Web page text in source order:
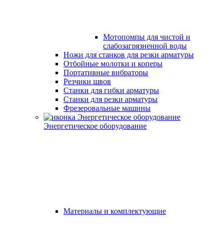
Мотопомпы для чистой и
слабозагрязненной воды
Ножи для станков для резки арматуры
Отбойные молотки и коперы
Портативные вибраторы
Резчики швов
Станки для гибки арматуры
Станки для резки арматуры
Фрезеровальные машины
Энергетическое оборудование
Материалы и комплектующие